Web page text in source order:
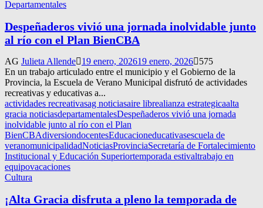
Departamentales
Despeñaderos vivió una jornada inolvidable junto
al río con el Plan BienCBA
AG Julieta Allende 19 enero, 202619 enero, 2026
575
En un trabajo articulado entre el municipio y el Gobierno de la
Provincia, la Escuela de Verano Municipal disfrutó de actividades
recreativas y educativas a...
actividades recreativasag noticiasaire librealianza estrategicaalta
gracia noticiasdepartamentalesDespeñaderos vivió una jornada
inolvidable junto al río con el Plan
BienCBAdiversiondocentesEducacioneducativasescuela de
veranomunicipalidadNoticiasProvinciaSecretaría de Fortalecimiento
Institucional y Educación Superiortemporada estivaltrabajo en
equipovacaciones
Cultura
¡Alta Gracia disfruta a pleno la temporada de